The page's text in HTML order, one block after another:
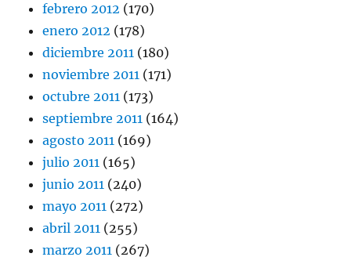
febrero 2012 (170)
enero 2012 (178)
diciembre 2011 (180)
noviembre 2011 (171)
octubre 2011 (173)
septiembre 2011 (164)
agosto 2011 (169)
julio 2011 (165)
junio 2011 (240)
mayo 2011 (272)
abril 2011 (255)
marzo 2011 (267)